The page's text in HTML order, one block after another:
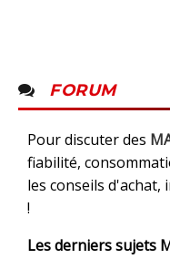
FORUM
Pour discuter des
fiabilité,
les conseils
!
Les derniers sujets